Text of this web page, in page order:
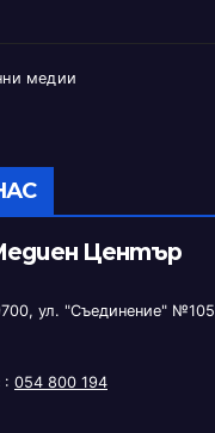
медии
Център
ул. "Съединение" №105
: 054 800 194